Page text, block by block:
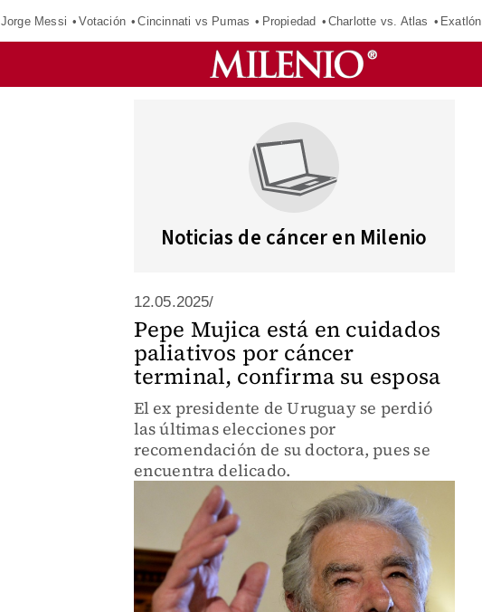
Jorge Messi Votación Cincinnati vs Pumas Propiedad Charlotte vs. Atlas Exatlón
Noticias de cáncer en Milenio
12.05.2025/
Pepe Mujica está en cuidados
paliativos por cáncer
terminal, confirma su esposa
El ex presidente de Uruguay se perdió
las últimas elecciones por
recomendación de su doctora, pues se
encuentra delicado.